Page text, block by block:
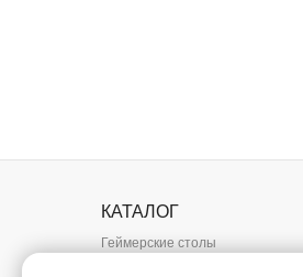
КАТАЛОГ
Геймерские столы